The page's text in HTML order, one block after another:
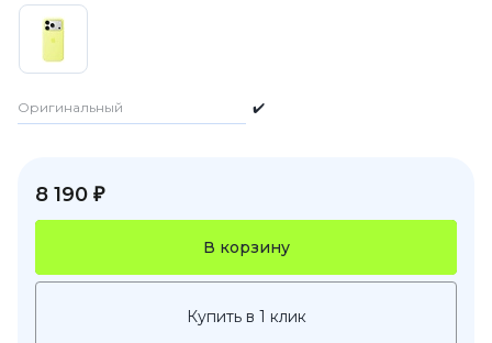
Оригинальный ✔️
8 190 ₽
В корзину
Купить в 1 клик